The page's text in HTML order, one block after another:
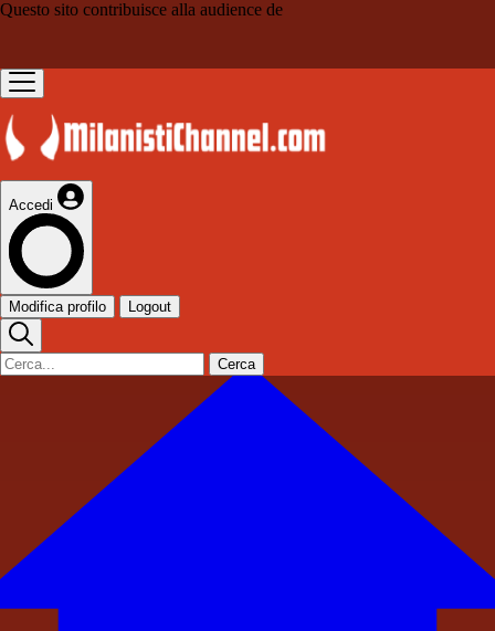
Questo sito contribuisce alla audience de
Accedi
Modifica profilo Logout
Cerca